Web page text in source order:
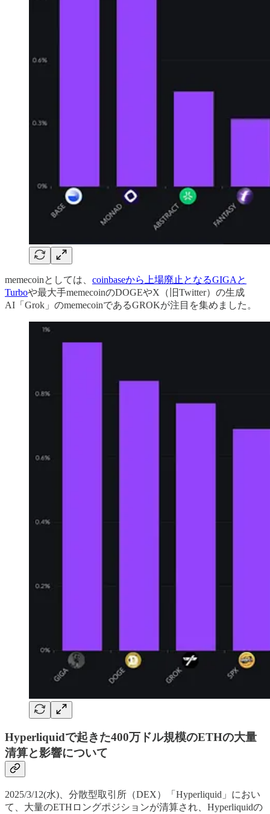
memecoinとしては、 coinbaseから上場廃止となるGIGAと
Turboや最大手memecoinのDOGEやX（旧Twitter）の生成
AI「Grok」のmemecoinであるGROKが注目を集めました。
Hyperliquidで起きた400万ドル規模のETHの大量
清算と影響について
2025/3/12(水)、分散型取引所（DEX）「Hyperliquid」におい
て、大量のETHロングポジションが清算され、Hyperliquidの